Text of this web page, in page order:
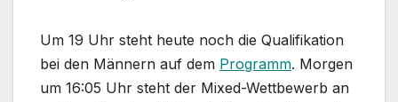
Um 19 Uhr steht heute noch die Qualifikation
bei den Männern auf dem Programm. Morgen
um 16:05 Uhr steht der Mixed-Wettbewerb an